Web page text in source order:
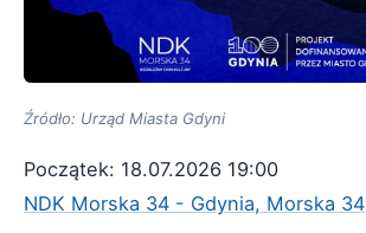
Źródło: Urząd Miasta Gdyni
Początek: 18.07.2026 19:00
NDK Morska 34 - Gdynia, Morska 34